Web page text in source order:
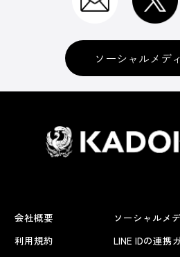
ソーシャルメデ
会社概要
利用規約
ソーシャルメ
LINE IDの連携